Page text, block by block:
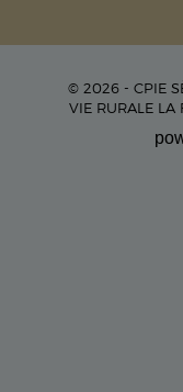
© 2026 - CPIE
VIE RURALE LA